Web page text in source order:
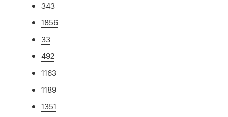
343
1856
33
492
1163
1189
1351